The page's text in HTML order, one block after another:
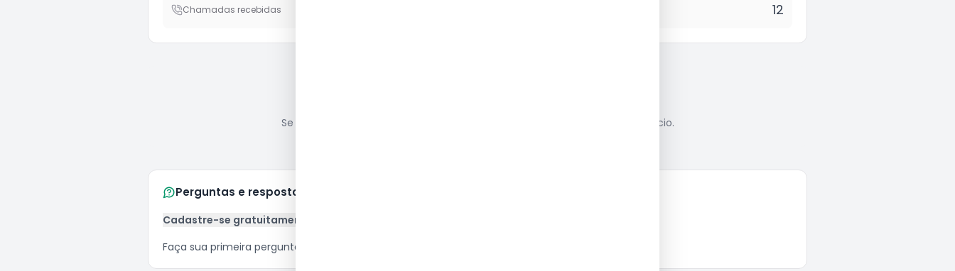
Chamadas recebidas 12
Se você identificou conteúdo inadequado ou suspeito, denuncie este anúncio.
Perguntas e respostas
Cadastre-se gratuitamente
Faça sua primeira pergunta